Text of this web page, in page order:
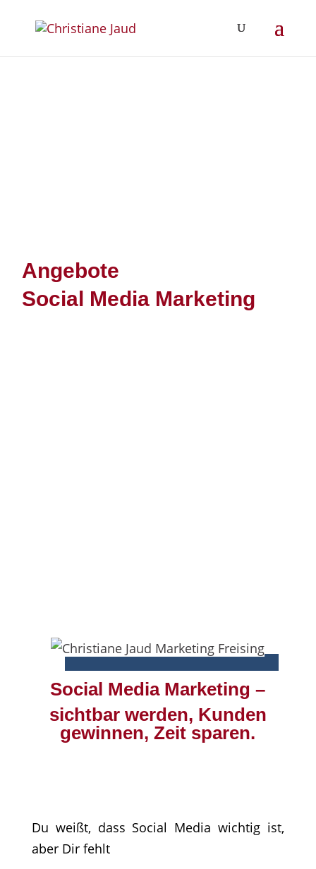
Angebote
Social Media Marketing
Social Media Marketing –
sichtbar werden, Kunden
gewinnen, Zeit sparen.
Du weißt, dass Social Media wichtig ist,
aber Dir fehlt